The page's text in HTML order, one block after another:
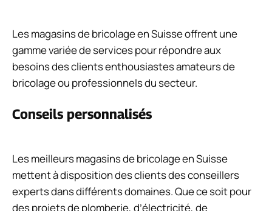
Les magasins de bricolage en Suisse offrent une
gamme variée de services pour répondre aux
besoins des clients enthousiastes amateurs de
bricolage ou professionnels du secteur.
Conseils personnalisés
Les meilleurs magasins de bricolage en Suisse
mettent à disposition des clients des conseillers
experts dans différents domaines. Que ce soit pour
des projets de plomberie, d’électricité, de